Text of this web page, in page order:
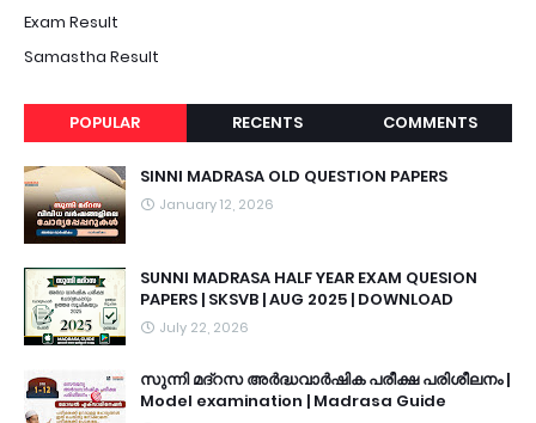
Exam Result
Samastha Result
POPULAR RECENTS COMMENTS
SINNI MADRASA OLD QUESTION PAPERS
January 12, 2026
SUNNI MADRASA HALF YEAR EXAM QUESION
PAPERS | SKSVB | AUG 2025 | DOWNLOAD
July 22, 2026
സുന്നി മദ്റസ അർദ്ധവാർഷിക പരീക്ഷ പരിശീലനം |
Model examination | Madrasa Guide